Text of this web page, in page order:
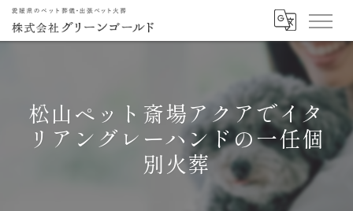
松山ペット斎場アクアでイタ
リアングレーハンドの一任個
別火葬